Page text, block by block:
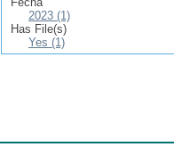
2023 (1)
Has File(s)
Yes (1)